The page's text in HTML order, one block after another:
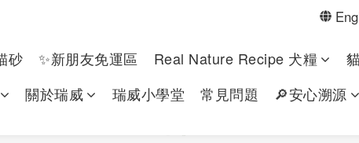
砂 ✨新朋友免運區 Real Nature Recipe 犬糧
關於瑞威 瑞威小學堂 常見問題 🔎安心溯源